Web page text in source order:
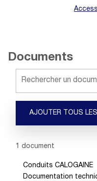
Documents
AJOUTER TOUS
Showing 1 -
1 document
Conduits CALOGAINE
Documentation